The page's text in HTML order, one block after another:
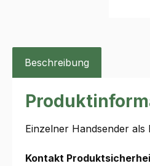
Beschreibung
Einzelner Handsender
Kontakt